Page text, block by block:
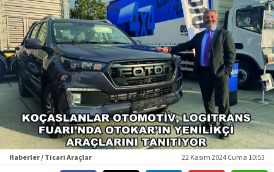
Haberler / Ticari Araçlar 22 Kasım 2024 Cuma 10:53